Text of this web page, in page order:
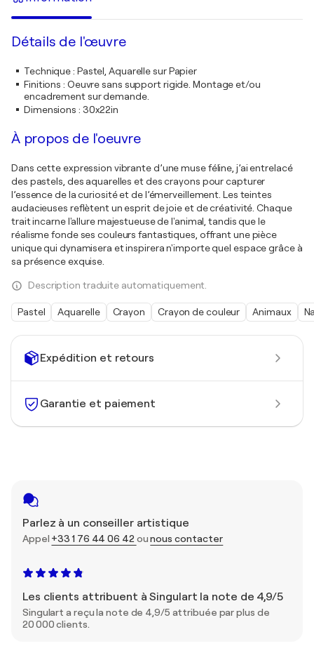
Expédition et retours
Garantie et paiement
Parlez à un conseiller artistique
Appel +33 1 76 44 06 42 ounous contacter
Les clients attribuent à Singulart la note de 4,9/5
Singulart a reçu la note de 4,9/5 attribuée par plus de
20 000 clients.
Détails de l'œuvre
Technique: Pastel, Aquarelle sur Papier
Finitions : Oeuvre sans support rigide. Montage et/ou
encadrement sur demande.
Dimensions : 30x22in
À propos de l'oeuvre
Dans cette expression vibrante d’une muse féline, j’ai entrelacé
des pastels, des aquarelles et des crayons pour capturer
l’essence de la curiosité et de l’émerveillement. Les teintes
audacieuses reflètent un esprit de joie et de créativité. Chaque
trait incarne l'allure majestueuse de l'animal, tandis que le
réalisme fonde ses couleurs fantastiques, offrant une pièce
unique qui dynamisera et inspirera n'importe quel espace grâce à
sa présence exquise.
Description traduite automatiquement.
Pastel Aquarelle Crayon Crayon de couleur Animaux